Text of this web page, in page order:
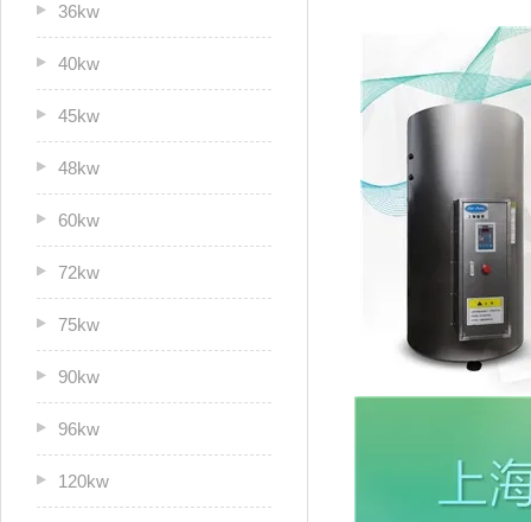
36kw
40kw
45kw
48kw
60kw
72kw
75kw
90kw
96kw
120kw